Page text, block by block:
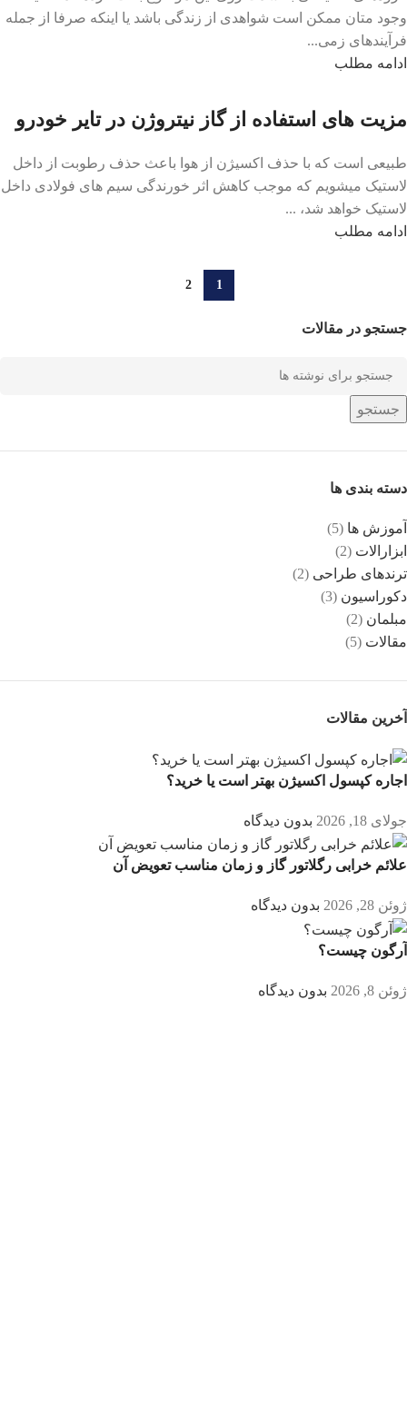
وجود متان ممکن است شواهدی از زندگی باشد یا اینکه صرفا از جمله
فرآیند‌های زمی...
ادامه مطلب
مزیت های استفاده از گاز نیتروژن در تایر خودرو
طبیعی است که با حذف اکسیژن از هوا باعث حذف رطوبت از داخل
لاستیک می‏شویم که موجب کاهش اثر خورندگی سیم ‏های فولادی داخل
لاستیک خواهد شد، ...
ادامه مطلب
1
2
جستجو در مقالات
جستجو
دسته بندی ها
آموزش ها (5)
ابزارالات (2)
ترندهای طراحی (2)
دکوراسیون (3)
مبلمان (2)
مقالات (5)
آخرین مقالات
اجاره کپسول اکسیژن بهتر است یا خرید؟
جولای 18, 2026 بدون دیدگاه
علائم خرابی رگلاتور گاز و زمان مناسب تعویض آن
ژوئن 28, 2026 بدون دیدگاه
آرگون چیست؟
ژوئن 8, 2026 بدون دیدگاه